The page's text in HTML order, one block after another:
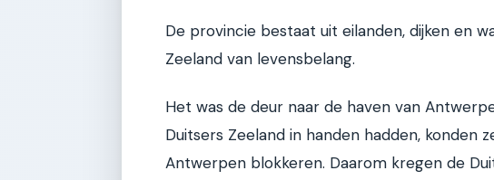
De provincie bestaat uit eilanden, dijken en
Zeeland van levensbelang.
Het was de deur naar de haven van
Duitsers Zeeland in handen hadden, konden
Antwerpen blokkeren. Daarom kregen de